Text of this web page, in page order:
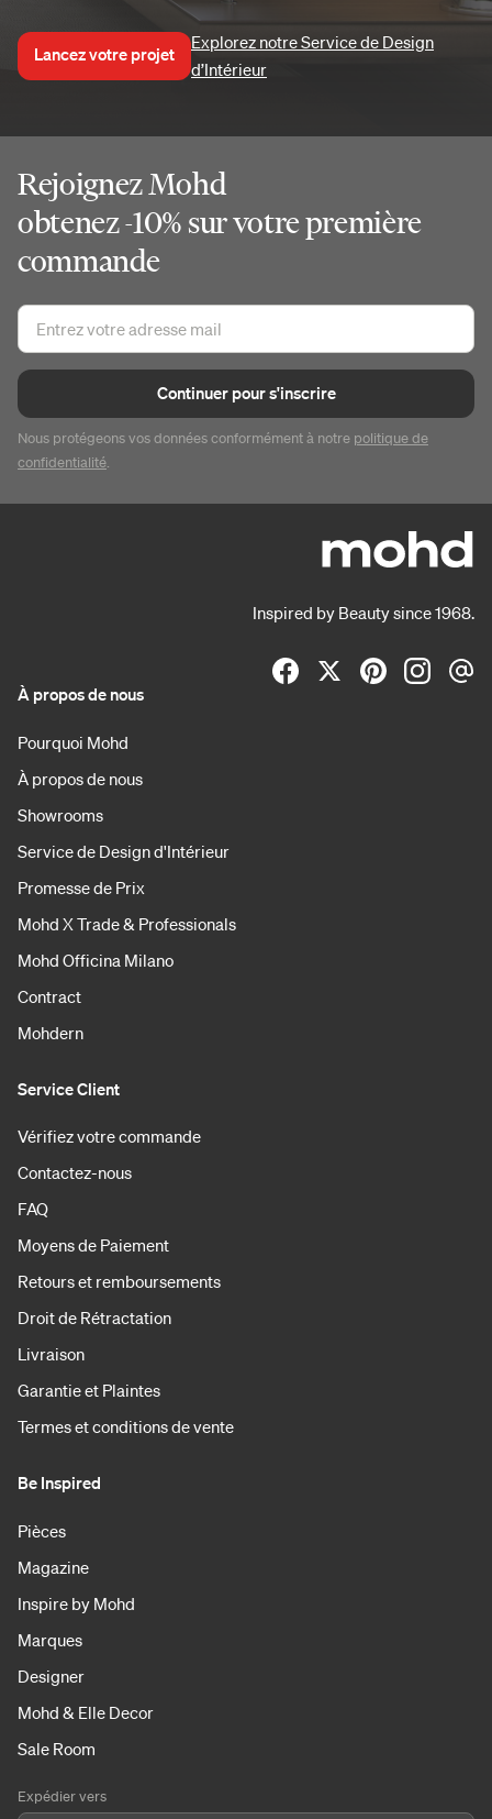
Lancez votre projet
Explorez notre Service de Design
d’Intérieur
Rejoignez Mohd
obtenez -10% sur votre première
commande
Continuer pour s'inscrire
Nous protégeons vos données conformément à notre politique de
confidentialité.
Inspired by Beauty since 1968.
À propos de nous
Pourquoi Mohd
À propos de nous
Showrooms
Service de Design d'Intérieur
Promesse de Prix
Mohd X Trade & Professionals
Mohd Officina Milano
Contract
Mohdern
Service Client
Vérifiez votre commande
Contactez-nous
FAQ
Moyens de Paiement
Retours et remboursements
Droit de Rétractation
Livraison
Garantie et Plaintes
Termes et conditions de vente
Be Inspired
Pièces
Magazine
Inspire by Mohd
Marques
Designer
Mohd & Elle Decor
Sale Room
Expédier vers